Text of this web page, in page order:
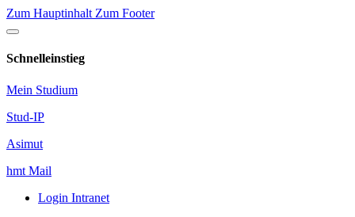
Zum Hauptinhalt Zum Footer
Schnelleinstieg
Mein Studium
Stud-IP
Asimut
hmt Mail
Login Intranet